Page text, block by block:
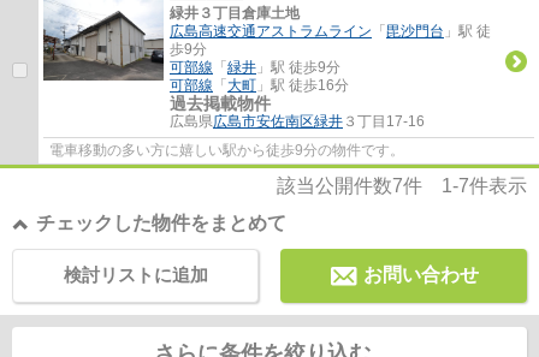
緑井３丁目倉庫土地
広島高速交通アストラムライン 「 毘沙門台 」駅 徒
歩9分
可部線 「 緑井 」駅 徒歩9分
可部線 「 大町 」駅 徒歩16分
過去掲載物件
広島県広島市安佐南区緑井 ３丁目17-16
電車移動の多い方に嬉しい駅から徒歩9分の物件です。
該当公開件数7件 1-7件表示
チェックした物件をまとめて
お問い合わせ
検討リストに追加